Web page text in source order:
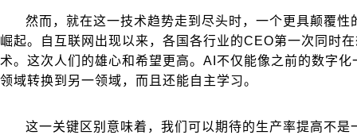
然而，就在这一技术趋势走到尽头时，一个更具颠覆性
崛起。自互联网出现以来，各国各行业的CEO第一次同时
术。这次人们的雄心和希望更高。AI不仅能像之前的数字
领域转换到另一领域，而且还能自主学习。
这一关键区别意味着，我们可以期待的生产率提高不是